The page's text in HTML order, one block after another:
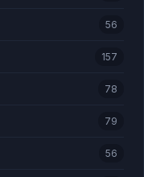
56
157
78
79
56